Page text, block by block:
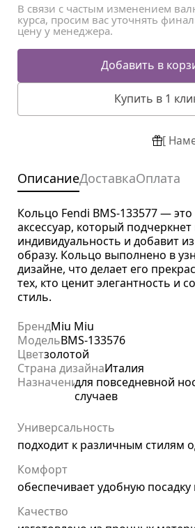
В связи с частым изменением
курса, просим вас уточнять
цену у менеджера.
Добавить в
Купить в 1
[
ОписаниеДоставкаОплата
Кольцо Fendi BMS-133577 —
аксессуар, который
индивидуальность и добавит
образу. Кольцо выполнено в
дизайне, что делает его
тех, кто ценит элегантность и
стиль.
БрендMiu Miu
МодельBMS-133576
Цветзолотой
Страна дизайнаИталия
Назначениедля повседневной
случаев
Универсальность
подходит к различным стилям
Комфорт
обеспечивает удобную посадку
Качество